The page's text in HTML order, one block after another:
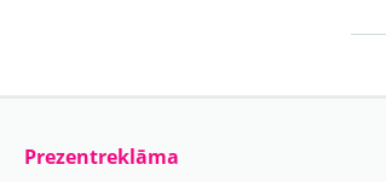
Prezentreklāma